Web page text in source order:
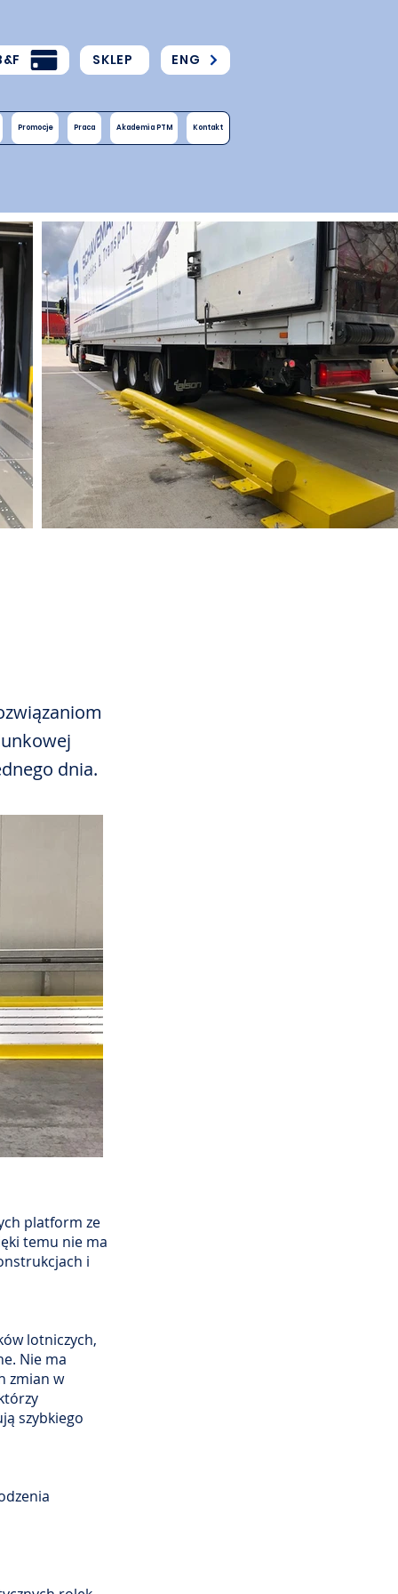
SKLEP ENG
Promocje Praca Akademia PTM Kontakt
dnia.
platform ze
temu nie ma
i
lotniczych,
Nie ma
zmian w
szybkiego